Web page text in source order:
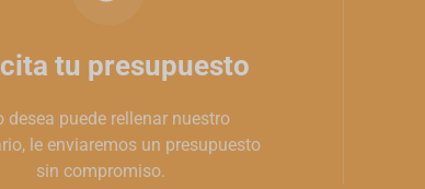
tu presupuesto
desea puede rellenar nuestro
le enviaremos un presupuesto
sin compromiso.